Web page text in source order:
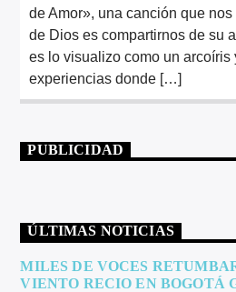
de Amor», una canción que
de Dios es compartirnos de su
es lo visualizo como un arcoíris
experiencias donde […]
PUBLICIDAD
ÚLTIMAS NOTICIAS
MILES DE VOCES
VIENTO RECIO EN BOGOTÁ